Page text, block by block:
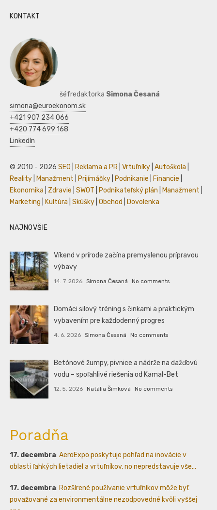
KONTAKT
šéfredaktorka Simona Česaná
simona@euroekonom.sk
+421 907 234 066
+420 774 699 168
LinkedIn
© 2010 - 2026 SEO Reklama a PR Vrtuľníky Autoškola
Reality
Manažment Prijímáčky Podnikanie Financie
Ekonomika
Zdravie SWOT Podnikateľský plán Manažment
Marketing
Kultúra Skúšky Obchod Dovolenka
NAJNOVŠIE
Víkend v prírode začína premyslenou prípravou
výbavy
14. 7. 2026 Simona Česaná No comments
Domáci silový tréning s činkami a praktickým
vybavením pre každodenný progres
4. 6. 2026 Simona Česaná No comments
Betónové žumpy, pivnice a nádrže na dažďovú
vodu – spoľahlivé riešenia od Kamal-Bet
12. 5. 2026 Natália Šimková No comments
Poradňa
17. decembra: AeroExpo poskytuje pohľad na inovácie v
oblasti ľahkých lietadiel a vrtuľníkov, no nepredstavuje vše...
17. decembra: Rozšírené používanie vrtuľníkov môže byť
považované za environmentálne nezodpovedné kvôli vyššej